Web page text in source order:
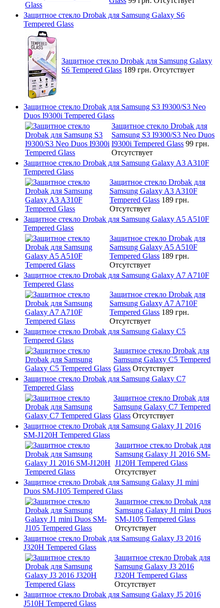
Защитное стекло Drobak для Samsung Galaxy S6
Tempered Glass
Защитное стекло Drobak для Samsung Galaxy
S6 Tempered Glass 189 грн. Отсутствует
Защитное стекло Drobak для Samsung S3 I9300/S3 Neo
Duos I9300i Tempered Glass
Защитное стекло Drobak для
Samsung S3 I9300/S3 Neo Duos
I9300i Tempered Glass 99 грн.
Отсутствует
Защитное стекло Drobak для Samsung Galaxy A3 A310F
Tempered Glass
Защитное стекло Drobak для
Samsung Galaxy A3 A310F
Tempered Glass 189 грн.
Отсутствует
Защитное стекло Drobak для Samsung Galaxy A5 A510F
Tempered Glass
Защитное стекло Drobak для
Samsung Galaxy A5 A510F
Tempered Glass 189 грн.
Отсутствует
Защитное стекло Drobak для Samsung Galaxy A7 A710F
Tempered Glass
Защитное стекло Drobak для
Samsung Galaxy A7 A710F
Tempered Glass 189 грн.
Отсутствует
Защитное стекло Drobak для Samsung Galaxy C5
Tempered Glass
Защитное стекло Drobak для
Samsung Galaxy C5 Tempered
Glass Отсутствует
Защитное стекло Drobak для Samsung Galaxy C7
Tempered Glass
Защитное стекло Drobak для
Samsung Galaxy C7 Tempered
Glass Отсутствует
Защитное стекло Drobak для Samsung Galaxy J1 2016
SM-J120H Tempered Glass
Защитное стекло Drobak для
Samsung Galaxy J1 2016 SM-
J120H Tempered Glass
Отсутствует
Защитное стекло Drobak для Samsung Galaxy J1 mini
Duos SM-J105 Tempered Glass
Защитное стекло Drobak для
Samsung Galaxy J1 mini Duos
SM-J105 Tempered Glass
Отсутствует
Защитное стекло Drobak для Samsung Galaxy J3 2016
J320H Tempered Glass
Защитное стекло Drobak для
Samsung Galaxy J3 2016
J320H Tempered Glass
Отсутствует
Защитное стекло Drobak для Samsung Galaxy J5 2016
J510H Tempered Glass